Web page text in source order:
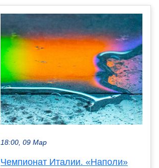
18:00, 09 Мар
Чемпионат Италии. «Наполи»